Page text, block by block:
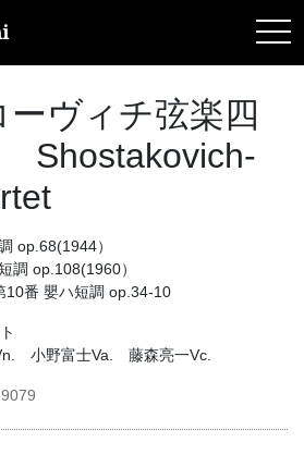
ヴィチ弦楽四
Shostakovich-
op.68(1944）
調 op.108(1960）
10番 嬰ハ短調 op.34-10
小野富士Va. 藤森亮一Vc.